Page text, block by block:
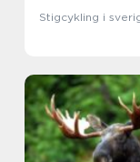
Stigcykling i